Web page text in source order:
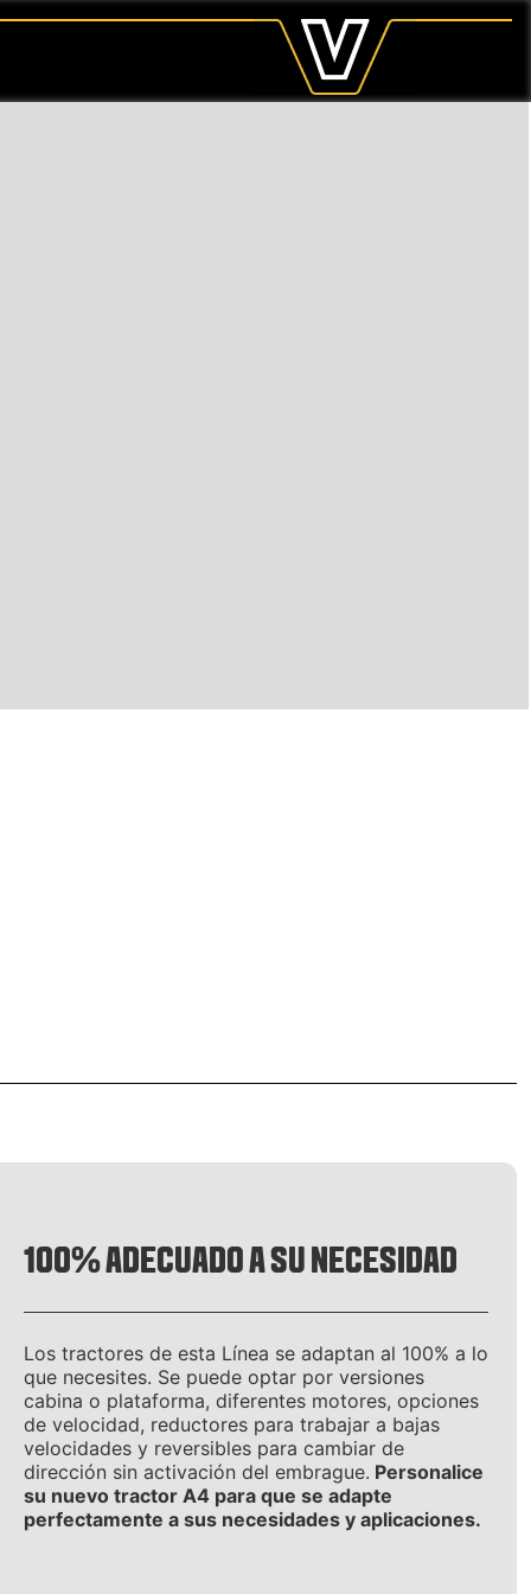
100% ADECUADO A SU NECESIDAD
Los tractores de esta Línea se adaptan al 100% a lo
que necesites. Se puede optar por versiones
cabina o plataforma, diferentes motores, opciones
de velocidad, reductores para trabajar a bajas
velocidades y reversibles para cambiar de
dirección sin activación del embrague. Personalice
su nuevo tractor A4 para que se adapte
perfectamente a sus necesidades y aplicaciones.